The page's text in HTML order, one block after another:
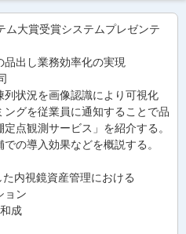
大賞受賞システムプレゼンテ
出し業務効率化の実現
状況を画像認識により可視化
ングを従業員に通知することで品
点観測サービス」を紹介する。
の導入効果などを概説する。
内視鏡資産管理における
ョン
成